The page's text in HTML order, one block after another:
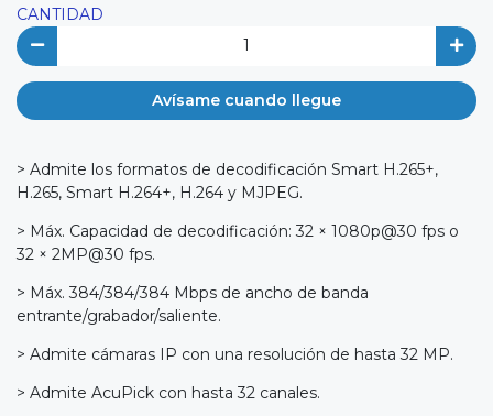
CANTIDAD
Avísame cuando llegue
> Admite los formatos de decodificación Smart H.265+,
H.265, Smart H.264+, H.264 y MJPEG.
> Máx. Capacidad de decodificación: 32 × 1080p@30 fps o
32 × 2MP@30 fps.
> Máx. 384/384/384 Mbps de ancho de banda
entrante/grabador/saliente.
> Admite cámaras IP con una resolución de hasta 32 MP.
> Admite AcuPick con hasta 32 canales.